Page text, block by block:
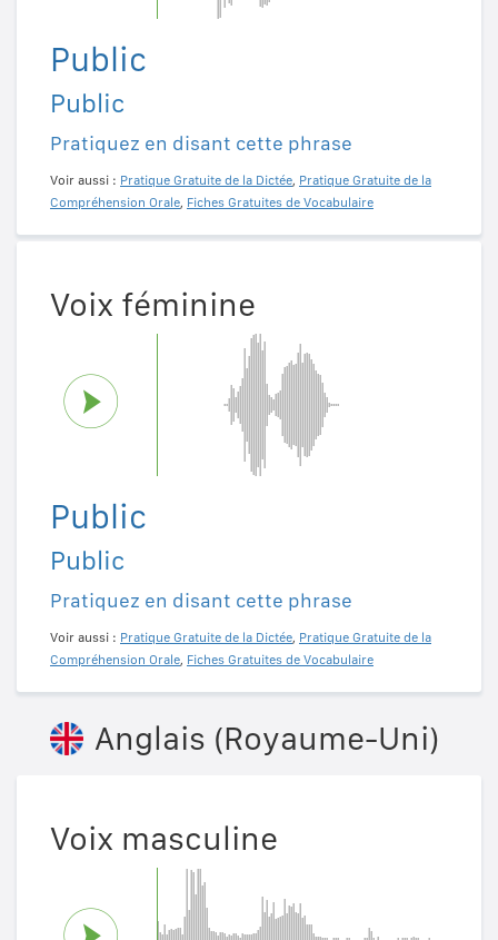
Public
Public
Pratiquez en disant cette phrase
Voir aussi : Pratique Gratuite de la Dictée, Pratique Gratuite de la
Compréhension Orale, Fiches Gratuites de Vocabulaire
Voix féminine
Public
Public
Pratiquez en disant cette phrase
Voir aussi : Pratique Gratuite de la Dictée, Pratique Gratuite de la
Compréhension Orale, Fiches Gratuites de Vocabulaire
Anglais (Royaume-Uni)
Voix masculine